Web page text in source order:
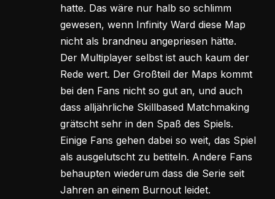
hatte. Das wäre nur halb so schlimm
gewesen, wenn Infinity Ward diese Map
nicht als brandneu angepriesen hätte.
Der Multiplayer selbst ist auch kaum der
Rede wert. Der Großteil der Maps kommt
bei den Fans nicht so gut an, und auch
dass alljährliche Skillbased Matchmaking
grätscht sehr in den Spaß des Spiels.
Einige Fans gehen dabei so weit, das Spiel
als ausgelutscht zu betiteln. Andere Fans
behaupten wiederum dass die Serie seit
Jahren an einem Burnout leidet.